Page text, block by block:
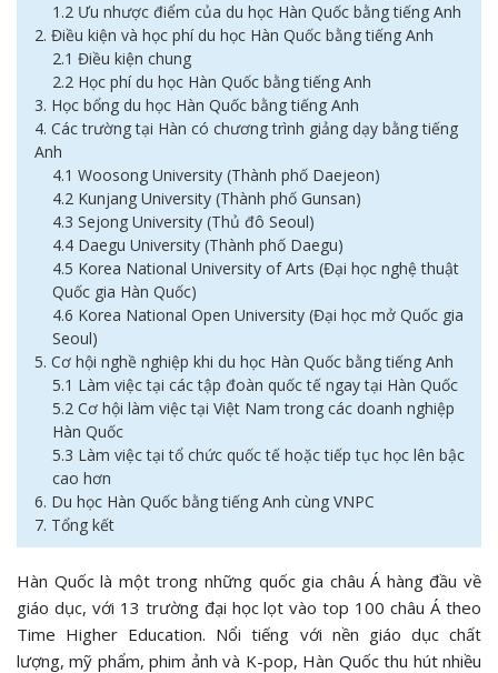
1.2 Ưu nhược điểm của du học Hàn Quốc bằng tiếng Anh
2. Điều kiện và học phí du học Hàn Quốc bằng tiếng Anh
2.1 Điều kiện chung
2.2 Học phí du học Hàn Quốc bằng tiếng Anh
3. Học bổng du học Hàn Quốc bằng tiếng Anh
4. Các trường tại Hàn có chương trình giảng dạy bằng tiếng
Anh
4.1 Woosong University (Thành phố Daejeon)
4.2 Kunjang University (Thành phố Gunsan)
4.3 Sejong University (Thủ đô Seoul)
4.4 Daegu University (Thành phố Daegu)
4.5 Korea National University of Arts (Đại học nghệ thuật
Quốc gia Hàn Quốc)
4.6 Korea National Open University (Đại học mở Quốc gia
Seoul)
5. Cơ hội nghề nghiệp khi du học Hàn Quốc bằng tiếng Anh
5.1 Làm việc tại các tập đoàn quốc tế ngay tại Hàn Quốc
5.2 Cơ hội làm việc tại Việt Nam trong các doanh nghiệp
Hàn Quốc
5.3 Làm việc tại tổ chức quốc tế hoặc tiếp tục học lên bậc
cao hơn
6. Du học Hàn Quốc bằng tiếng Anh cùng VNPC
7. Tổng kết
Hàn Quốc là một trong những quốc gia châu Á hàng đầu về
giáo dục, với 13 trường đại học lọt vào top 100 châu Á theo
Time Higher Education. Nổi tiếng với nền giáo dục chất
lượng, mỹ phẩm, phim ảnh và K-pop, Hàn Quốc thu hút nhiều